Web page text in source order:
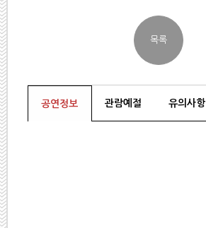
공연정보 관람예절 유의사항